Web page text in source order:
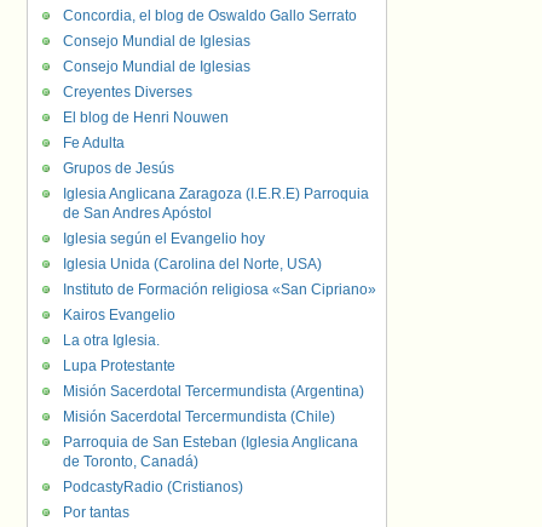
Concordia, el blog de Oswaldo Gallo Serrato
Consejo Mundial de Iglesias
Consejo Mundial de Iglesias
Creyentes Diverses
El blog de Henri Nouwen
Fe Adulta
Grupos de Jesús
Iglesia Anglicana Zaragoza (I.E.R.E) Parroquia
de San Andres Apóstol
Iglesia según el Evangelio hoy
Iglesia Unida (Carolina del Norte, USA)
Instituto de Formación religiosa «San Cipriano»
Kairos Evangelio
La otra Iglesia.
Lupa Protestante
Misión Sacerdotal Tercermundista (Argentina)
Misión Sacerdotal Tercermundista (Chile)
Parroquia de San Esteban (Iglesia Anglicana
de Toronto, Canadá)
PodcastyRadio (Cristianos)
Por tantas